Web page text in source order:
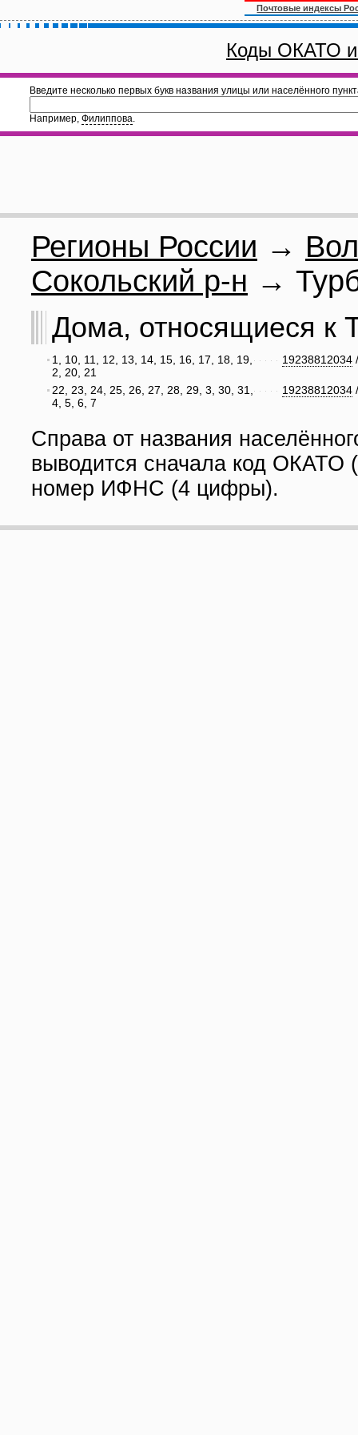
Почтовые индексы
Коды ОКАТО
Введите несколько первых букв названия улицы или населённого
Например, Филиппова.
Регионы России →
Сокольский р-н →
Дома, относящиеся к
19238812034
1, 10, 11, 12, 13, 14, 15, 16, 17, 18, 19,
2, 20, 21
19238812034
22, 23, 24, 25, 26, 27, 28, 29, 3, 30, 31,
4, 5, 6, 7
Справа от названия
выводится сначала код ОКАТО
номер ИФНС (4 цифры).